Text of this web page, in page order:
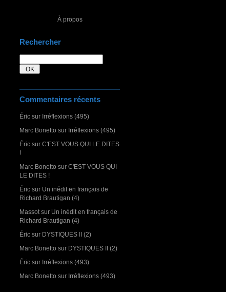
À propos
Rechercher
Commentaires récents
Éric sur Irréflexions (495)
Marc Bonetto sur Irréflexions (495)
Éric sur C'EST VOUS QUI LE DITES
!
Marc Bonetto sur C'EST VOUS QUI
LE DITES !
Éric sur Un inédit en français de
Richard Brautigan (4)
Massot sur Un inédit en français de
Richard Brautigan (4)
Éric sur DYSTIQUES II (2)
Marc Bonetto sur DYSTIQUES II (2)
Éric sur Irréflexions (493)
Marc Bonetto sur Irréflexions (493)